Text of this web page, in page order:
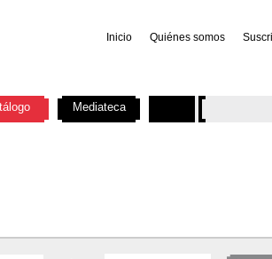
Inicio Quiénes somos
Mediateca